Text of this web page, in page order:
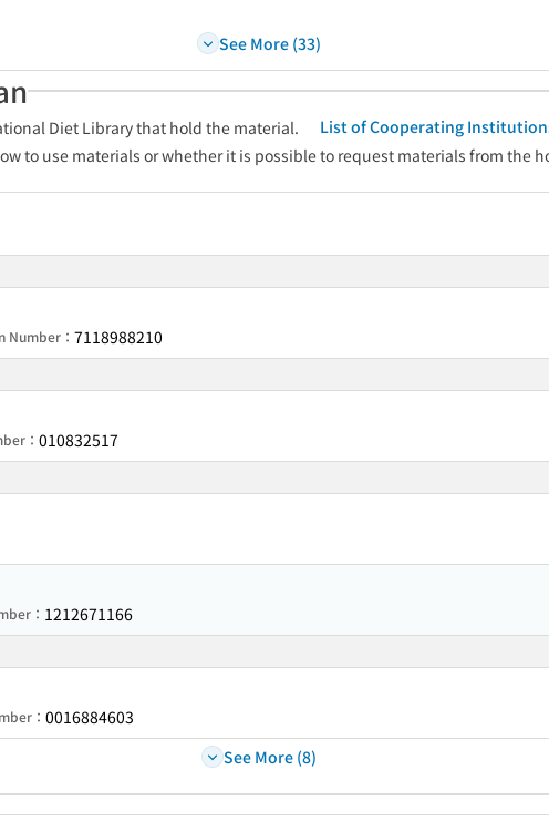
See More (33)
Diet Library that hold the material.
List of Cooperating
to use materials or whether it is possible to request materials from the
Number： 7118988210
： 010832517
： 1212671166
： 0016884603
See More (8)